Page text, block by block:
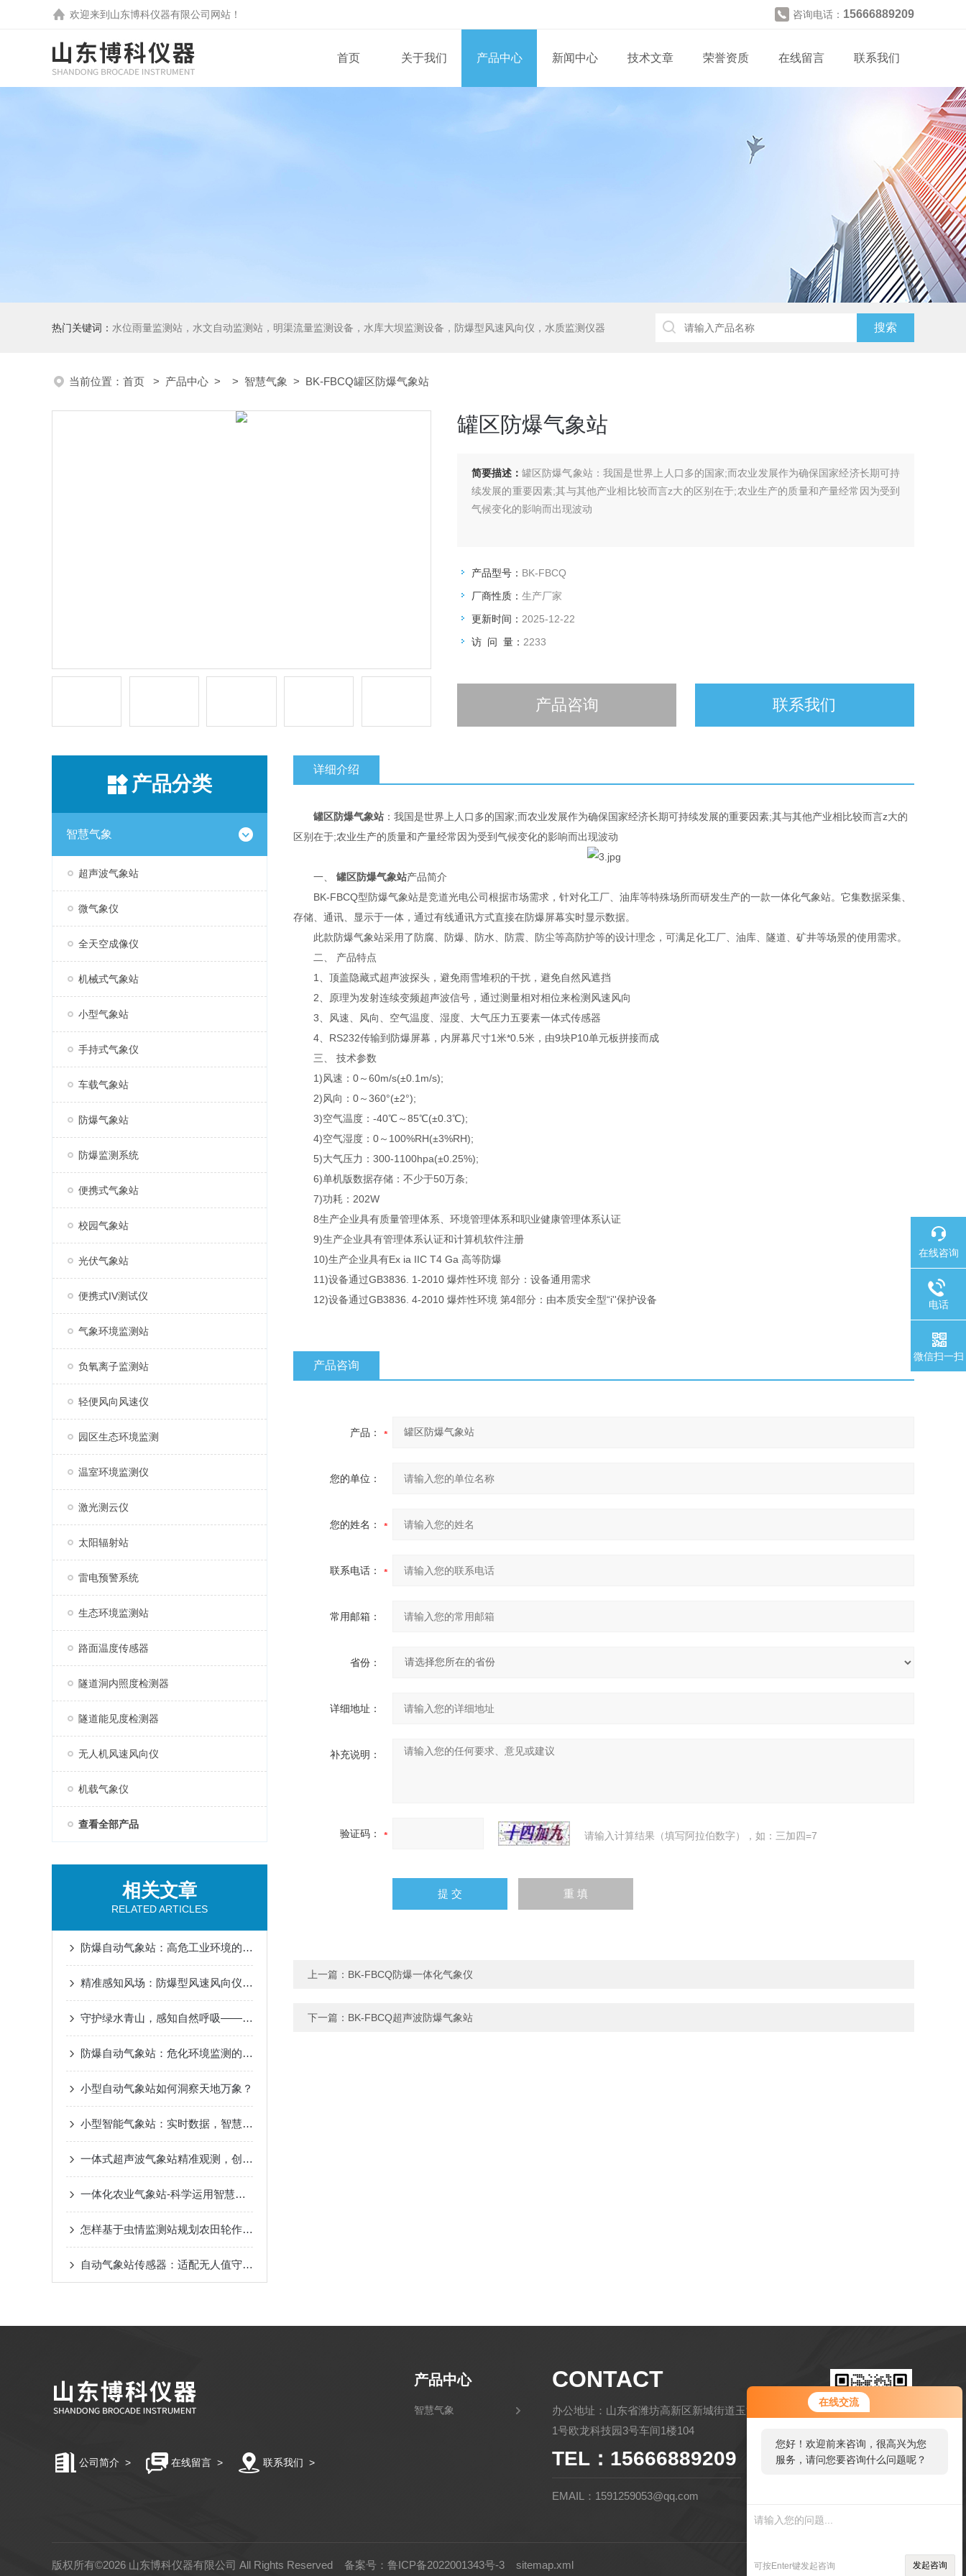
在线交流
您好！欢迎前来咨询，很高兴为您
服务，请问您要咨询什么问题呢？
可按Enter键发起咨询 发起咨询
欢迎来到 山东博科仪器有限公司 网站！ 咨询电话： 15666889209
首页 关于我们 产品中心 新闻中心 技术文章 荣誉资质 在线留言 联系我们
热门关键词： 水位雨量监测站，水文自动监测站，明渠流量监测设备，水库大坝监测设备，防爆型风速风向仪，水质监测仪器
当前位置： 首页 > 产品中心 > > 智慧气象 > BK-FBCQ罐区防爆气象站
罐区防爆气象站
简要描述： 罐区防爆气象站：我国是世界上人口多的国家;而农业发展作为确保国家经济长期可持
续发展的重要因素;其与其他产业相比较而言z大的区别在于;农业生产的质量和产量经常因为受到
气候变化的影响而出现波动
产品型号： BK-FBCQ
厂商性质： 生产厂家
更新时间： 2025-12-22
访 问 量： 2233
产品咨询 联系我们
产品分类
智慧气象
超声波气象站
微气象仪
全天空成像仪
机械式气象站
小型气象站
手持式气象仪
车载气象站
防爆气象站
防爆监测系统
便携式气象站
校园气象站
光伏气象站
便携式IV测试仪
气象环境监测站
负氧离子监测站
轻便风向风速仪
园区生态环境监测
温室环境监测仪
激光测云仪
太阳辐射站
雷电预警系统
生态环境监测站
路面温度传感器
隧道洞内照度检测器
隧道能见度检测器
无人机风速风向仪
机载气象仪
查看全部产品
相关文章
RELATED ARTICLES
防爆自动气象站：高危工业环境的“安全气象眼”
精准感知风场：防爆型风速风向仪测量原理差异解析
守护绿水青山，感知自然呼吸——景区负氧离子监测站，生态旅游的新名片
防爆自动气象站：危化环境监测的“安全卫士”
小型自动气象站如何洞察天地万象？
小型智能气象站：实时数据，智慧气象新选择
一体式超声波气象站精准观测，创造智慧气象
一体化农业气象站-科学运用智慧气象2023已更新（热点|要闻）
怎样基于虫情监测站规划农田轮作制度?
自动气象站传感器：适配无人值守站点，全天候自动采集数据
详细介绍
罐区防爆气象站 ：我国是世界上人口多的国家;而农业发展作为确保国家经济长期可持续发展的重要因素;其与其他产业相比较而言z大的
区别在于;农业生产的质量和产量经常因为受到气候变化的影响而出现波动
一、 罐区防爆气象站产品简介
BK-FBCQ型防爆气象站是竞道光电公司根据市场需求，针对化工厂、油库等特殊场所而研发生产的一款一体化气象站。它集数据采集、
存储、通讯、显示于一体，通过有线通讯方式直接在防爆屏幕实时显示数据。
此款防爆气象站采用了防腐、防爆、防水、防震、防尘等高防护等的设计理念，可满足化工厂、油库、隧道、矿井等场景的使用需求。
二、 产品特点
1、顶盖隐藏式超声波探头，避免雨雪堆积的干扰，避免自然风遮挡
2、原理为发射连续变频超声波信号，通过测量相对相位来检测风速风向
3、风速、风向、空气温度、湿度、大气压力五要素一体式传感器
4、RS232传输到防爆屏幕，内屏幕尺寸1米*0.5米，由9块P10单元板拼接而成
三、 技术参数
1)风速：0～60m/s(±0.1m/s);
2)风向：0～360°(±2°);
3)空气温度：-40℃～85℃(±0.3℃);
4)空气湿度：0～100%RH(±3%RH);
5)大气压力：300-1100hpa(±0.25%);
6)单机版数据存储：不少于50万条;
7)功耗：202W
8生产企业具有质量管理体系、环境管理体系和职业健康管理体系认证
9)生产企业具有管理体系认证和计算机软件注册
10)生产企业具有Ex ia IIC T4 Ga 高等防爆
11)设备通过GB3836. 1-2010 爆炸性环境 部分：设备通用需求
12)设备通过GB3836. 4-2010 爆炸性环境 第4部分：由本质安全型“i''保护设备
产品咨询
产品：
您的单位：
您的姓名：
联系电话：
常用邮箱：
省份：
详细地址：
补充说明：
验证码： 请输入计算结果（填写阿拉伯数字），如：三加四=7
上一篇： BK-FBCQ防爆一体化气象仪
下一篇： BK-FBCQ超声波防爆气象站
公司简介 > 在线留言 > 联系我们 >
产品中心
智慧气象
CONTACT
办公地址：山东省潍坊高新区新城街道玉清社区金马路
1号欧龙科技园3号车间1楼104
TEL：15666889209
EMAIL：1591259053@qq.com
扫码微信联系
版权所有©2026 山东博科仪器有限公司 All Rights Reserved 备案号：鲁ICP备2022001343号-3 sitemap.xml 管理登陆技术支持： 环保在线
在线咨询
电话
微信扫一扫